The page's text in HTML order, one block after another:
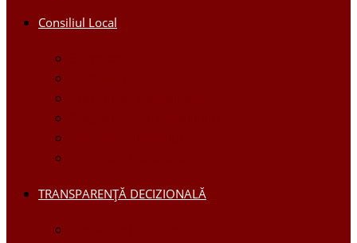
Consiliul Local
TRANSPARENȚĂ DECIZIONALĂ